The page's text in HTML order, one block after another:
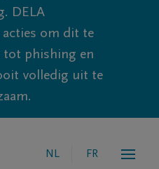
DELA
acties om dit te
tot phishing en
volledig uit te
NL FR